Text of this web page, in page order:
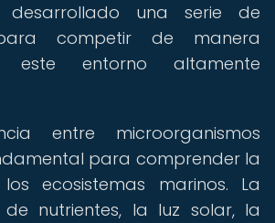
desarrollado una serie de
competir de manera
entorno altamente
entre microorganismos
para comprender la
ecosistemas marinos. La
de nutrientes, la luz solar, la